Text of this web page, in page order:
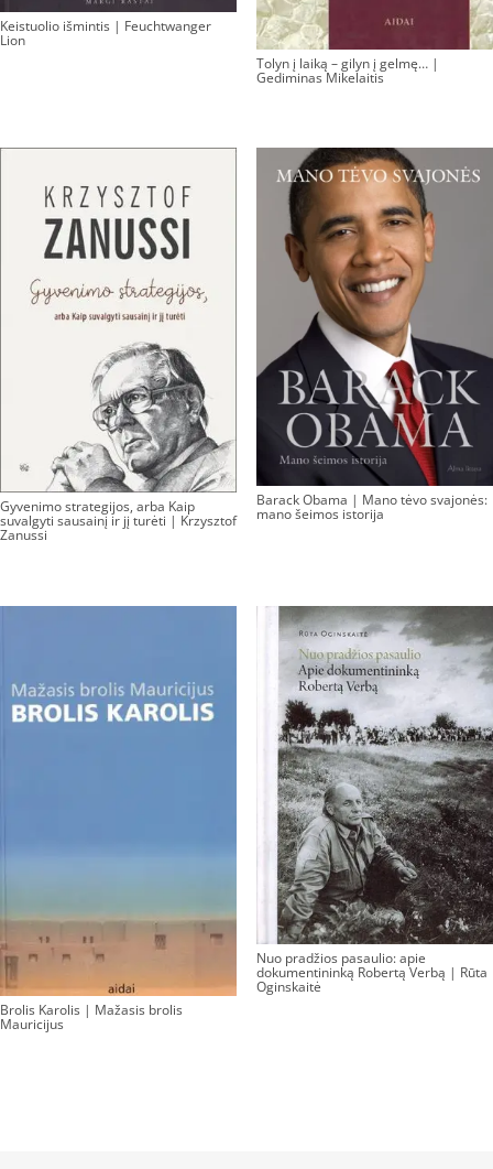
Keistuolio išmintis | Feuchtwanger
Lion
Tolyn į laiką – gilyn į gelmę… |
Gediminas Mikelaitis
Gyvenimo strategijos, arba Kaip
suvalgyti sausainį ir jį turėti | Krzysztof
Zanussi
Barack Obama | Mano tėvo svajonės:
mano šeimos istorija
Brolis Karolis | Mažasis brolis
Mauricijus
Nuo pradžios pasaulio: apie
dokumentininką Robertą Verbą | Rūta
Oginskaitė